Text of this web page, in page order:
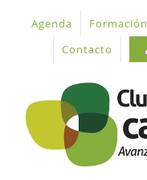
contenido
Agenda Formación
Contacto